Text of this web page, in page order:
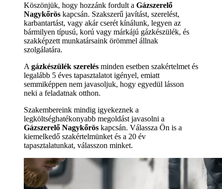
Köszönjük, hogy hozzánk fordult a Gázszerelő
Nagykőrös kapcsán. Szakszerű javítást, szerelést,
karbantartást, vagy akár cserét kínálunk, legyen az
bármilyen típusú, korú vagy márkájú gázkészülék, és
szakképzett munkatársaink örömmel állnak
szolgálatára.
A gázkészülék szerelés minden esetben szakértelmet és
legalább 5 éves tapasztalatot igényel, emiatt
semmiképpen nem javasoljuk, hogy egyedül lásson
neki a feladatnak otthon.
Szakembereink mindig igyekeznek a
legköltséghatékonyabb megoldást javasolni a
Gázszerelő Nagykőrös kapcsán. Válassza Ön is a
kiemelkedő szakértelmünket és a 20 év
tapasztalatunkat, válasszon minket.